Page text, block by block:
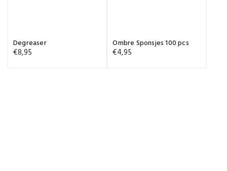
Degreaser
€8,95
Ombre Sponsjes 100 pcs
€4,95